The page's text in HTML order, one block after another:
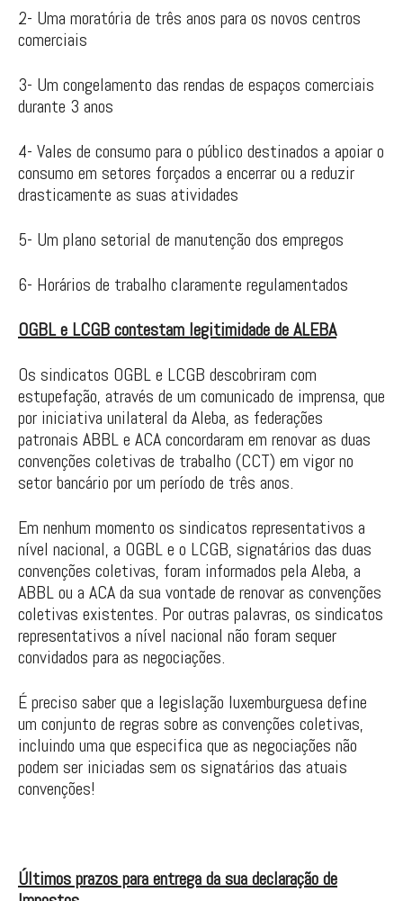
2- Uma moratória de três anos para os novos centros
comerciais
3- Um congelamento das rendas de espaços comerciais
durante 3 anos
4- Vales de consumo para o público destinados a apoiar o
consumo em setores forçados a encerrar ou a reduzir
drasticamente as suas atividades
5- Um plano setorial de manutenção dos empregos
6- Horários de trabalho claramente regulamentados
OGBL e LCGB contestam legitimidade de ALEBA
Os sindicatos OGBL e LCGB descobriram com
estupefação, através de um comunicado de imprensa, que
por iniciativa unilateral da Aleba, as federações
patronais ABBL e ACA concordaram em renovar as duas
convenções coletivas de trabalho (CCT) em vigor no
setor bancário por um período de três anos.
Em nenhum momento os sindicatos representativos a
nível nacional, a OGBL e o LCGB, signatários das duas
convenções coletivas, foram informados pela Aleba, a
ABBL ou a ACA da sua vontade de renovar as convenções
coletivas existentes. Por outras palavras, os sindicatos
representativos a nível nacional não foram sequer
convidados para as negociações.
É preciso saber que a legislação luxemburguesa define
um conjunto de regras sobre as convenções coletivas,
incluindo uma que especifica que as negociações não
podem ser iniciadas sem os signatários das atuais
convenções!
Últimos prazos para entrega da sua declaração de